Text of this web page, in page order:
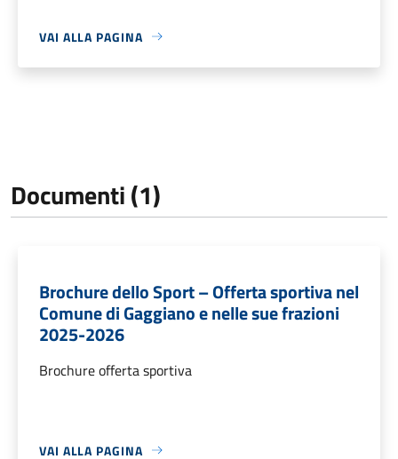
VAI ALLA PAGINA
Documenti (1)
Brochure dello Sport – Offerta sportiva nel
Comune di Gaggiano e nelle sue frazioni
2025-2026
Brochure offerta sportiva
VAI ALLA PAGINA